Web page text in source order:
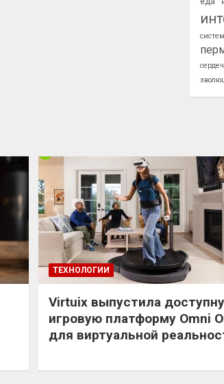
ТЕХНОЛОГИИ
Virtuix выпустила
игровую платформу Omni
для виртуальной